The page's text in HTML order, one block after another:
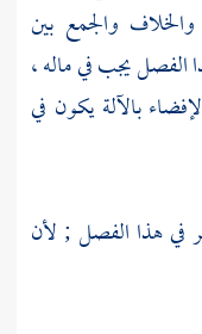
والجمع بين
الفصل يجب في ماله ،
بالآلة يكون في
في هذا الفصل ; لأن